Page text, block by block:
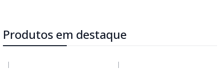
Produtos em destaque
| |